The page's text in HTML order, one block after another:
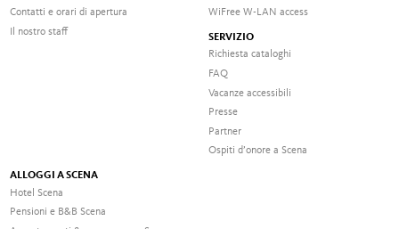
Contatti e orari di apertura
Il nostro staff
WiFree W-LAN access
SERVIZIO
Richiesta cataloghi
FAQ
Vacanze accessibili
Presse
Partner
Ospiti d’onore a Scena
ALLOGGI A SCENA
Hotel Scena
Pensioni e B&B Scena